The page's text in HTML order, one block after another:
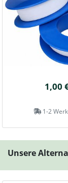
1,00
1-2
Unsere